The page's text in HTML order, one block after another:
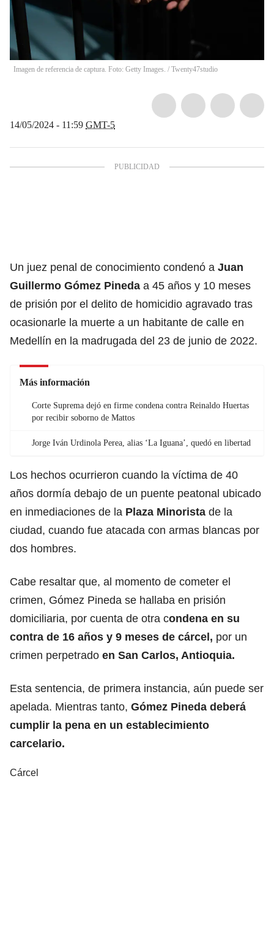
Imagen de referencia de captura. Foto: Getty Images. / Twenty47studio
14/05/2024 - 11:59 GMT-5
Un juez penal de conocimiento condenó a Juan
Guillermo Gómez Pineda a 45 años y 10 meses
de prisión por el delito de homicidio agravado tras
ocasionarle la muerte a un habitante de calle en
Medellín en la madrugada del 23 de junio de 2022.
Más información
Corte Suprema dejó en firme condena contra Reinaldo Huertas
por recibir soborno de Mattos
Jorge Iván Urdinola Perea, alias ‘La Iguana’, quedó en libertad
Los hechos ocurrieron cuando la víctima de 40
años dormía debajo de un puente peatonal ubicado
en inmediaciones de la Plaza Minorista de la
ciudad, cuando fue atacada con armas blancas por
dos hombres.
Cabe resaltar que, al momento de cometer el
crimen, Gómez Pineda se hallaba en prisión
domiciliaria, por cuenta de otra condena en su
contra de 16 años y 9 meses de cárcel, por un
crimen perpetrado en San Carlos, Antioquia.
Esta sentencia, de primera instancia, aún puede ser
apelada. Mientras tanto, Gómez Pineda deberá
cumplir la pena en un establecimiento
carcelario.
Cárcel